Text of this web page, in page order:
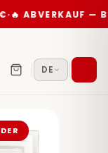
— BIS
DE